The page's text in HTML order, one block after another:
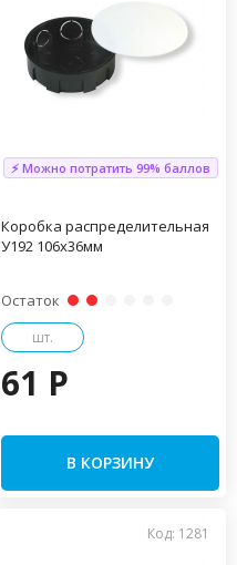
⚡ Можно потратить 99% баллов
Коробка распределительная
У192 106х36мм
Остаток
шт.
61 P
В КОРЗИНУ
Код: 1281